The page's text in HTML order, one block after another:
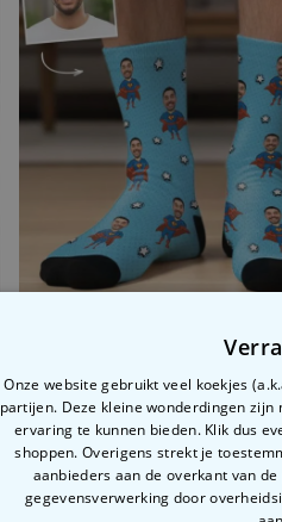
Onze website gebruikt veel koekjes
partijen. Deze kleine wonderdingen
ervaring te kunnen bieden. Klik dus
shoppen. Overigens strekt je
aanbieders aan de overkant van
gegevensverwerking door